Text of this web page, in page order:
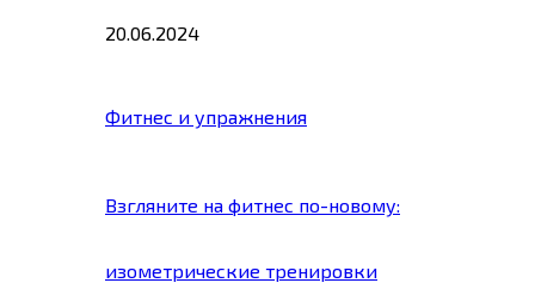
20.06.2024
Фитнес и упражнения
Взгляните на фитнес по-новому:
изометрические тренировки